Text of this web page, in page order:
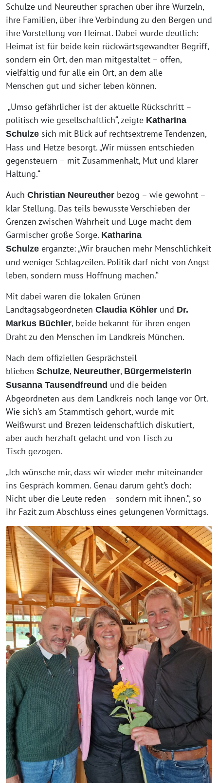
Schulze und Neureuther sprachen über ihre Wurzeln,
ihre Familien, über ihre Verbindung zu den Bergen und
ihre Vorstellung von Heimat. Dabei wurde deutlich:
Heimat ist für beide kein rückwärtsgewandter Begriff,
sondern ein Ort, den man mitgestaltet – offen,
vielfältig und für alle ein Ort, an dem alle
Menschen gut und sicher leben können.
„Umso gefährlicher ist der aktuelle Rückschritt –
politisch wie gesellschaftlich“, zeigte Katharina
Schulze sich mit Blick auf rechtsextreme Tendenzen,
Hass und Hetze besorgt. „Wir müssen entschieden
gegensteuern – mit Zusammenhalt, Mut und klarer
Haltung.“
Auch Christian Neureuther bezog – wie gewohnt –
klar Stellung. Das teils bewusste Verschieben der
Grenzen zwischen Wahrheit und Lüge macht dem
Garmischer große Sorge. Katharina
Schulze ergänzte: „Wir brauchen mehr Menschlichkeit
und weniger Schlagzeilen. Politik darf nicht von Angst
leben, sondern muss Hoffnung machen.“
Mit dabei waren die lokalen Grünen
Landtagsabgeordneten Claudia Köhler und Dr.
Markus Büchler, beide bekannt für ihren engen
Draht zu den Menschen im Landkreis München.
Nach dem offiziellen Gesprächsteil
blieben Schulze, Neureuther, Bürgermeisterin
Susanna Tausendfreund und die beiden
Abgeordneten aus dem Landkreis noch lange vor Ort.
Wie sich’s am Stammtisch gehört, wurde mit
Weißwurst und Brezen leidenschaftlich diskutiert,
aber auch herzhaft gelacht und von Tisch zu
Tisch gezogen.
„Ich wünsche mir, dass wir wieder mehr miteinander
ins Gespräch kommen. Genau darum geht’s doch:
Nicht über die Leute reden – sondern mit ihnen.“, so
ihr Fazit zum Abschluss eines gelungenen Vormittags.